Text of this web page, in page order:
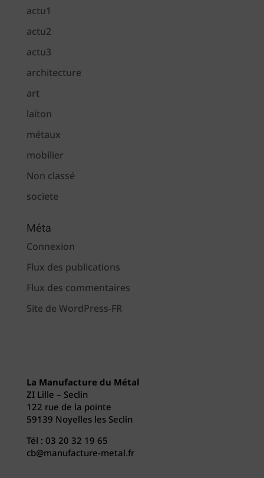
actu1
actu2
actu3
architecture
art
laiton
métaux
mobilier
Non classé
societe
Méta
Connexion
Flux des publications
Flux des commentaires
Site de WordPress-FR
La Manufacture du Métal
ZI Lille – Seclin
122 rue de la pointe
59139 Noyelles les Seclin
Tél :03 20 32 19 65
cb@manufacture-metal.fr